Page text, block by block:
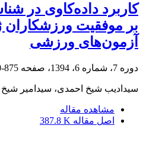
کاربرد داده‌کاوی در
بر موفقیت ورزشکاران
آزمون‌های ورزشی
دوره 7، شماره 6، 1394، صفحه 875-890
سیدادیب شیخ احمدی، سیدامیر
مشاهده مقاله
اصل مقاله 387.8 K